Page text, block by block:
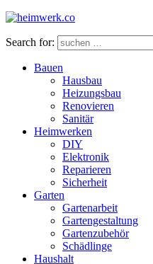
Search for:
Bauen
Hausbau
Heizungsbau
Renovieren
Sanitär
Heimwerken
DIY
Elektronik
Reparieren
Sicherheit
Garten
Gartenarbeit
Gartengestaltung
Gartenzubehör
Schädlinge
Haushalt